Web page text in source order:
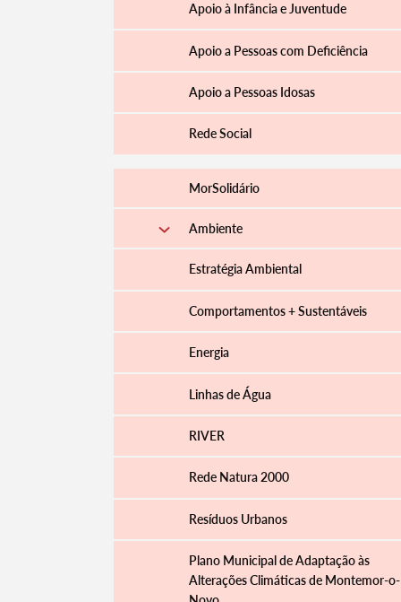
Apoio à Infância e Juventude
Apoio a Pessoas com Deficiência
Apoio a Pessoas Idosas
Rede Social
MorSolidário
Ambiente
Estratégia Ambiental
Comportamentos + Sustentáveis
Energia
Linhas de Água
RIVER
Rede Natura 2000
Resíduos Urbanos
Plano Municipal de Adaptação às
Alterações Climáticas de Montemor-o-